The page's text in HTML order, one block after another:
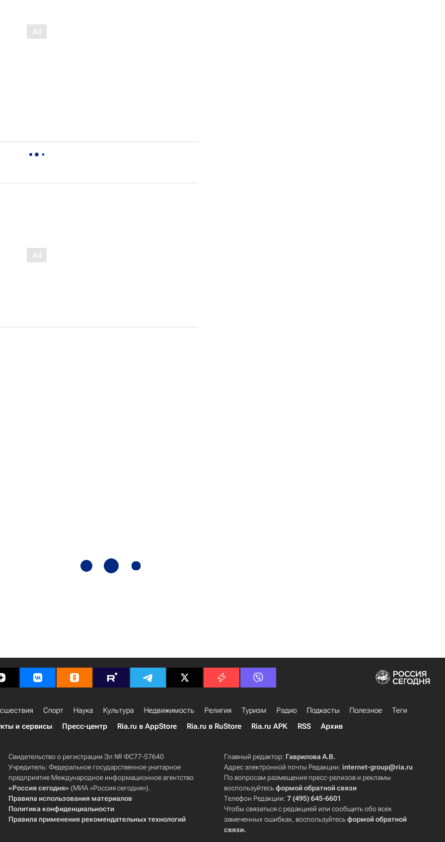
Спорт Наука Культура Недвижимость Религия Туризм Радио Подкасты Полезное
Теги
и сервисы Пресс-центр Ria.ru в AppStore Ria.ru в RuStore Ria.ru APK RSS Архив
Свидетельство о регистрации Эл № ФС77-57640
Учредитель: Федеральное государственное унитарное
предприятие Международное информационное агентство
«Россия сегодня» (МИА «Россия сегодня»).
Правила использования материалов
Политика конфиденциальности
Правила применения рекомендательных технологий
Главный редактор: Гаврилова А.В.
Адрес электронной почты Редакции:internet-group@ria.ru
По вопросам размещения пресс-релизов и рекламы
воспользуйтесьформой обратной связи
Телефон Редакции:7 (495) 645-6601
Чтобы связаться с редакцией или сообщить обо всех
замеченных ошибках, воспользуйтесьформой обратной
связи.